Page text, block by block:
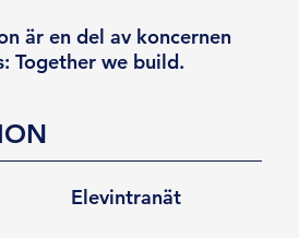
är en del av koncernen
Together we build.
Elevintranät